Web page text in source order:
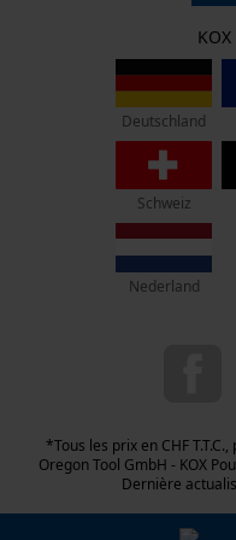
Lise-Meitner-Str. 4
70736 Fellbach
Pas de magasin !
Adresse de retour:
Beim Erlenwäldchen 14/2
71522 Backnang
Service clients :
Deutschland
Schweiz
Nederland
*Tous les prix en CHF
Oregon Tool GmbH - KOX
Dernière